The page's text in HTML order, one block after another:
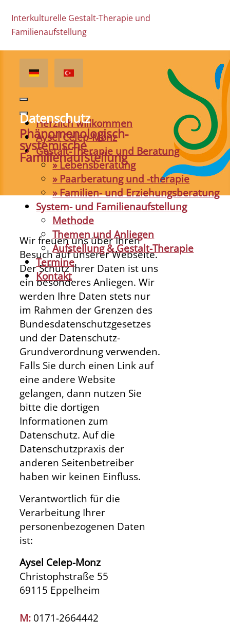
Interkulturelle Gestalt-Therapie und
Familienaufstellung
Herzlich willkommen
Aysel Celep-Monz
Gestalt-Therapie und Beratung
» Lebensberatung
» Paarberatung und -therapie
» Familien- und Erziehungsberatung
System- und Familienaufstellung
Methode
Themen und Anliegen
Aufstellung & Gestalt-Therapie
Termine
Kontakt
Datenschutz
Phänomenologisch-
systemische
Familienaufstellung
Wir freuen uns über Ihren
Besuch auf unserer Webseite.
Der Schutz Ihrer Daten ist uns
ein besonderes Anliegen. Wir
werden Ihre Daten stets nur
im Rahmen der Grenzen des
Bundesdatenschutzgesetzes
und der Datenschutz-
Grundverordnung verwenden.
Falls Sie durch einen Link auf
eine andere Website
gelangen, dann nutzen Sie
bitte die dortigen
Informationen zum
Datenschutz. Auf die
Datenschutzpraxis der
anderen Seitenbetreiber
haben wir keinen Einfluss.
Verantwortlich für die
Verarbeitung Ihrer
personenbezogenen Daten
ist:
Aysel Celep-Monz
Christophstraße 55
69115 Eppelheim
M: 0171-2664442